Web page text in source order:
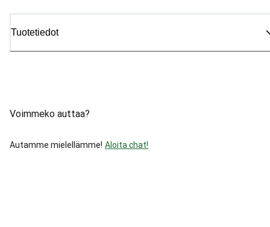
Tuotetiedot
Voimmeko auttaa?
Autamme mielellämme! Aloita chat!